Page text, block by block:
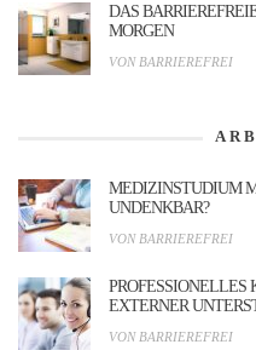
DAS
MORGEN
VON BARRIEREFREI
MEDIZINSTUDIUM
UNDENKBAR?
VON BARRIEREFREI
EXTERNER
VON BARRIEREFREI